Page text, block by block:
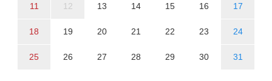
11 12 13 14 15 16 17
18 19 20 21 22 23 24
25 26 27 28 29 30 31